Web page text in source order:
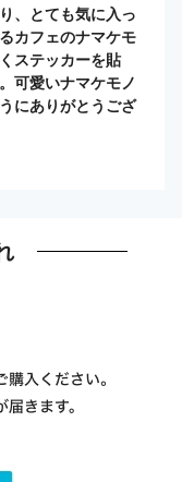
、とても気に入っ
カフェのナマケモ
ステッカーを貼
可愛いナマケモノ
にありがとうござ